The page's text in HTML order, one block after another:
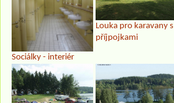
Sociálky - interiér
Louka pro karavany s
příjpojkami